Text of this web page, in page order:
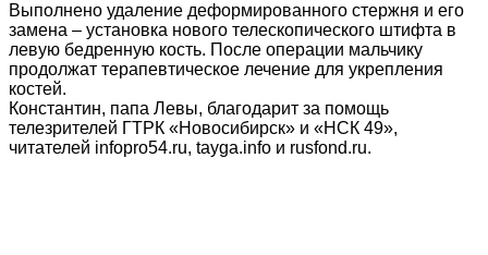
Выполнено удаление деформированного стержня и его
замена – установка нового телескопического штифта в
левую бедренную кость. После операции мальчику
продолжат терапевтическое лечение для укрепления
костей.
Константин, папа Левы, благодарит за помощь
телезрителей ГТРК «Новосибирск» и «НСК 49»,
читателей infopro54.ru, tayga.info и rusfond.ru.